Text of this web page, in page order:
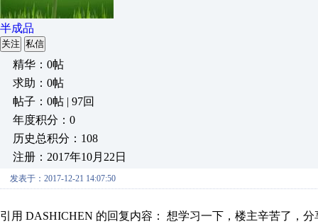
半成品
关注 私信
精华：0帖
求助：0帖
帖子：0帖 | 97回
年度积分：0
历史总积分：108
注册：2017年10月22日
发表于：2017-12-21 14:07:50
引用 DASHICHEN 的回复内容： 想学习一下，楼主辛苦了，分